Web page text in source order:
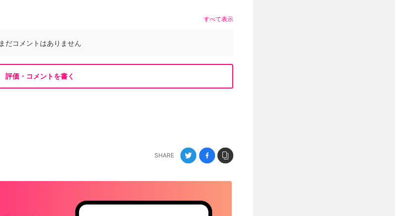
すべて表示
まだコメントはありません
評価・コメントを書く
SHARE